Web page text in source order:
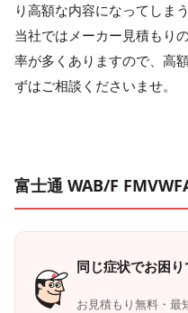
り高額な内容になってしま
当社ではメーカー見積もり
率が多くありますので、高
ずはご相談くださいませ。
富士通 WAB/F
同じ症状でお困り
お見積もり無料・最